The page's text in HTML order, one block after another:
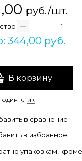
руб./шт.
344,00 руб.
В корзину
один клик
в сравнение
в избранное
упаковкам,